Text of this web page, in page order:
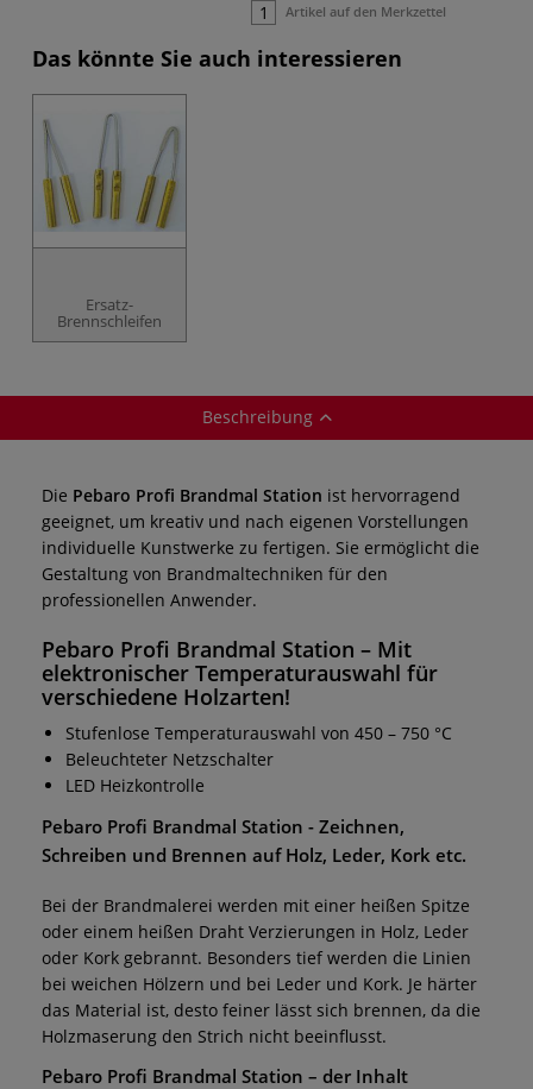
Artikel auf den Merkzettel
Das könnte Sie auch interessieren
Ersatz-
Brennschleifen
Beschreibung
Die Pebaro Profi Brandmal Station ist hervorragend
geeignet, um kreativ und nach eigenen Vorstellungen
individuelle Kunstwerke zu fertigen. Sie ermöglicht die
Gestaltung von Brandmaltechniken für den
professionellen Anwender.
Pebaro Profi Brandmal Station – Mit
elektronischer Temperaturauswahl für
verschiedene Holzarten!
Stufenlose Temperaturauswahl von 450 – 750 °C
Beleuchteter Netzschalter
LED Heizkontrolle
Pebaro Profi Brandmal Station - Zeichnen,
Schreiben und Brennen auf Holz, Leder, Kork etc.
Bei der Brandmalerei werden mit einer heißen Spitze
oder einem heißen Draht Verzierungen in Holz, Leder
oder Kork gebrannt. Besonders tief werden die Linien
bei weichen Hölzern und bei Leder und Kork. Je härter
das Material ist, desto feiner lässt sich brennen, da die
Holzmaserung den Strich nicht beeinflusst.
Pebaro Profi Brandmal Station – der Inhalt